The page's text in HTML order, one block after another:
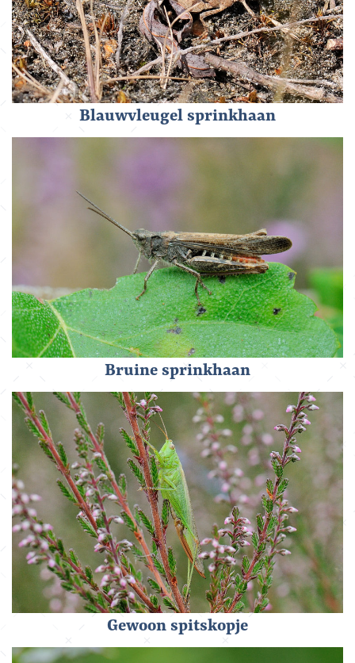
Blauwvleugel sprinkhaan
Bruine sprinkhaan
Gewoon spitskopje